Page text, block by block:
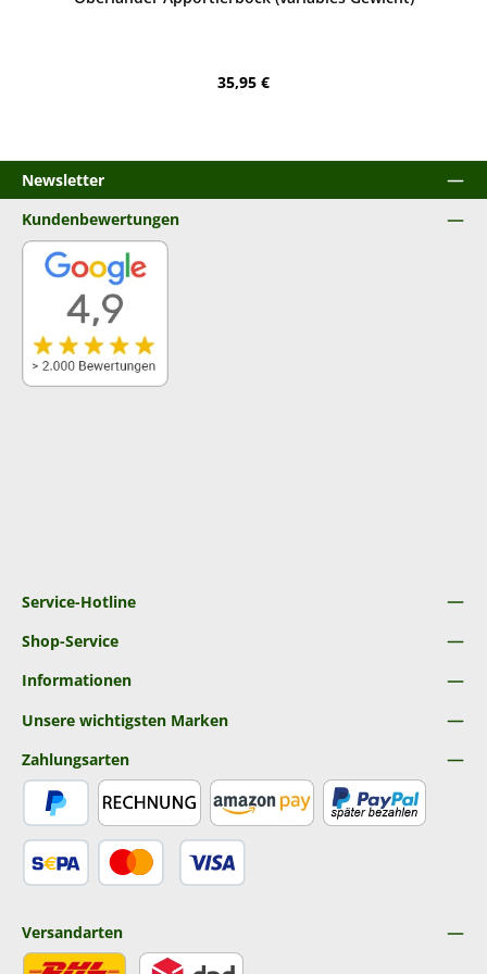
Regulärer Preis:
35,95 €
Newsletter
Service-Hotline
Shop-Service
Informationen
Unsere wichtigsten Marken
Kundenbewertungen
Zahlungsarten
Versandarten